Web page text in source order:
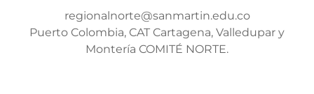
regionalnorte@sanmartin.edu.co
Puerto Colombia, CAT Cartagena, Valledupar y
Montería COMITÉ NORTE.